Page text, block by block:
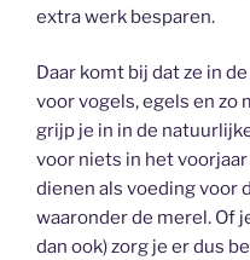
extra werk besparen.
Daar komt bij dat ze in
voor vogels, egels en zo
grijp je in in de
voor niets in het
dienen als voeding voor
waaronder de merel. Of
dan ook) zorg je er dus